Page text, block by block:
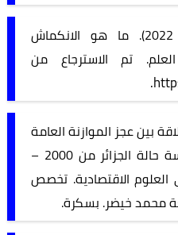
سيف، طه. (6 سبتمبر 2022). ما هو الانكماش
تم الاسترجاع من
(2016). العلاقة بين عجز الموازنة العامة
وميزان المدفوعات – دراسة حالة الجزائر من 2000 –
العلوم الاقتصادية. تخصص
محمد خيضر. بسكرة.